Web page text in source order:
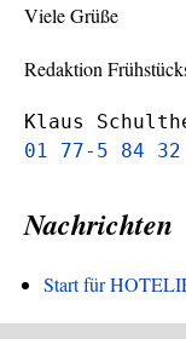
Viele Grüße
Redaktion
Klaus
01 77-5 84 32
Nachrichten
Start für